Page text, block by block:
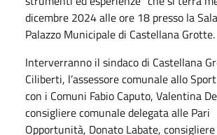
dicembre 2024 alle ore 18 presso la
Palazzo Municipale di Castellana Grotte.
Interverranno il sindaco di Castellana
Ciliberti, l’assessore comunale allo
con i Comuni Fabio Caputo, Valentina
consigliere comunale delegata alle Pari
Opportunità, Donato Labate,